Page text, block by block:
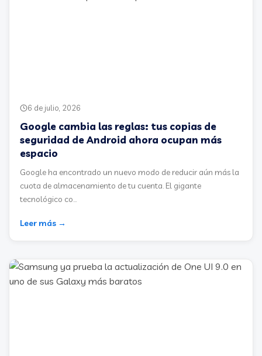
6 de julio, 2026
Google cambia las reglas: tus copias de
seguridad de Android ahora ocupan más
espacio
Google ha encontrado un nuevo modo de reducir aún más la
cuota de almacenamiento de tu cuenta. El gigante
tecnológico co...
Leer más →